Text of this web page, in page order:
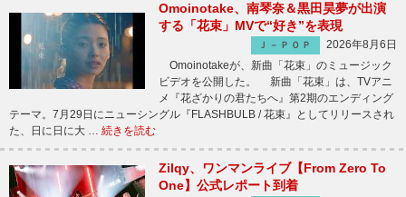
Omoinotake、南琴奈＆黒田昊夢が出演
する「花束」MVで“好き”を表現
Ｊ－ＰＯＰ
2026年8月6日
Omoinotakeが、新曲「花束」のミュージック
ビデオを公開した。 新曲「花束」は、TVアニ
メ『花ざかりの君たちへ』第2期のエンディング
テーマ。7月29日にニューシングル『FLASHBULB / 花束』としてリリースされ
た、日に日に大 … 続きを読む
Zilqy、ワンマンライブ【From Zero To
One】公式レポート到着